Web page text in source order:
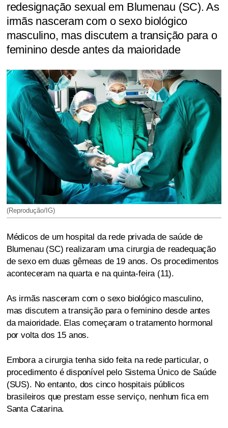
redesignação sexual em Blumenau (SC). As
irmãs nasceram com o sexo biológico
masculino, mas discutem a transição para o
feminino desde antes da maioridade
(Reprodução/IG)
Médicos de um hospital da rede privada de saúde de
Blumenau (SC) realizaram uma cirurgia de readequação
de sexo em duas gêmeas de 19 anos. Os procedimentos
aconteceram na quarta e na quinta-feira (11).
As irmãs nasceram com o sexo biológico masculino,
mas discutem a transição para o feminino desde antes
da maioridade. Elas começaram o tratamento hormonal
por volta dos 15 anos.
Embora a cirurgia tenha sido feita na rede particular, o
procedimento é disponível pelo Sistema Único de Saúde
(SUS). No entanto, dos cinco hospitais públicos
brasileiros que prestam esse serviço, nenhum fica em
Santa Catarina.